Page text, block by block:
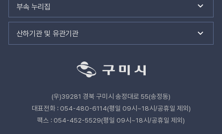
부속 누리집
산하기관 및 유관기관
(우)39281 경북 구미시 송정대로 55(송정동)
대표전화 : 054-480-6114(평일 09시~18시/공휴일 제외)
팩스 : 054-452-5529(평일 09시~18시/공휴일 제외)